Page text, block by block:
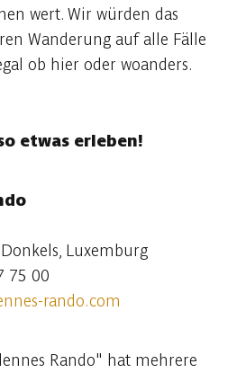
wert. Wir würden das
Wanderung auf alle Fälle
ob hier oder woanders.
etwas erleben!
Luxemburg
75 00
rando.com
Rando" hat mehrere